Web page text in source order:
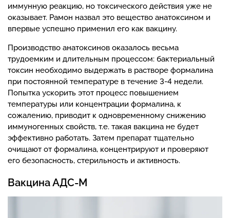
иммунную реакцию, но токсического действия уже не
оказывает. Рамон назвал это вещество анатоксином и
впервые успешно применил его как вакцину.
Производство анатоксинов оказалось весьма
трудоемким и длительным процессом: бактериальный
токсин необходимо выдержать в растворе формалина
при постоянной температуре в течение 3-4 недели.
Попытка ускорить этот процесс повышением
температуры или концентрации формалина, к
сожалению, приводит к одновременному снижению
иммуногенных свойств, т.е. такая вакцина не будет
эффективно работать. Затем препарат тщательно
очищают от формалина, концентрируют и проверяют
его безопасность, стерильность и активность.
Вакцина АДС-М